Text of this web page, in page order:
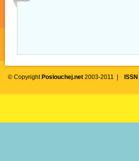
© Copyright Poslouchej.net 2003-2011 | ISSN